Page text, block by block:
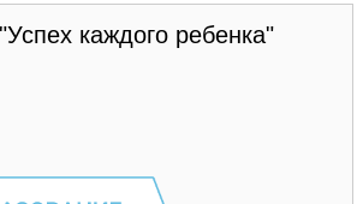
каждого ребенка"